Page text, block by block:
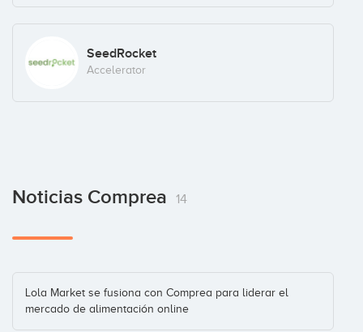
Business Angel
SeedRocket
Accelerator
Noticias Comprea 14
Lola Market se fusiona con Comprea para liderar el
mercado de alimentación online